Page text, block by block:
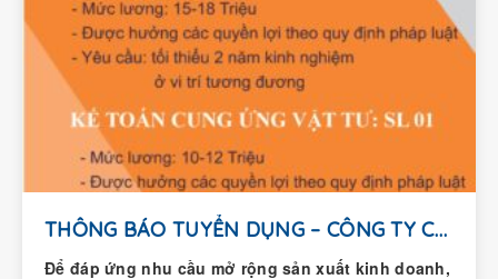
THÔNG BÁO TUYỂN DỤNG – CÔNG TY CỔ...
Để đáp ứng nhu cầu mở rộng sản xuất kinh doanh,
Công ty Cổ phần Xây dựng Hoàng Thành thông...